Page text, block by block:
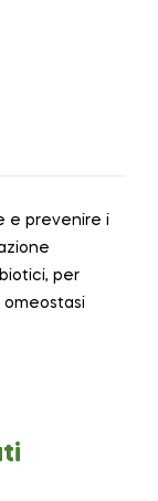
e prevenire i
per